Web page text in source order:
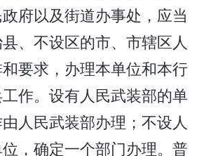
府以及街道办事处，应当
、不设区的市、市辖区人
要求，办理本单位和本行
作。设有人民武装部的单
人民武装部办理；不设人
，确定一个部门办理。普